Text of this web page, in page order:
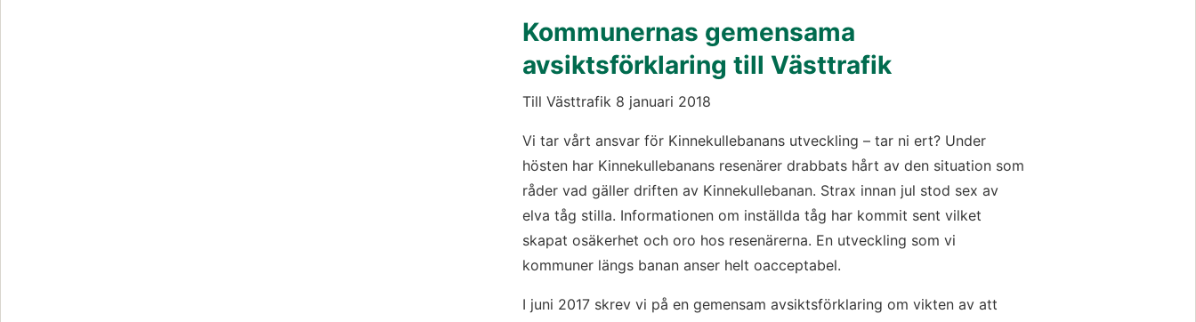
Kommunernas gemensama
avsiktsförklaring till Västtrafik
Till Västtrafik 8 januari 2018
Vi tar vårt ansvar för Kinnekullebanans utveckling – tar ni ert? Under
hösten har Kinnekullebanans resenärer drabbats hårt av den situation som
råder vad gäller driften av Kinnekullebanan. Strax innan jul stod sex av
elva tåg stilla. Informationen om inställda tåg har kommit sent vilket
skapat osäkerhet och oro hos resenärerna. En utveckling som vi
kommuner längs banan anser helt oacceptabel.
I juni 2017 skrev vi på en gemensam avsiktsförklaring om vikten av att